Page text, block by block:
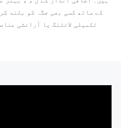
کے ساتھ کسی بھی جگہ کو بلند
تکمیلی لائٹنگ یا آرائشی